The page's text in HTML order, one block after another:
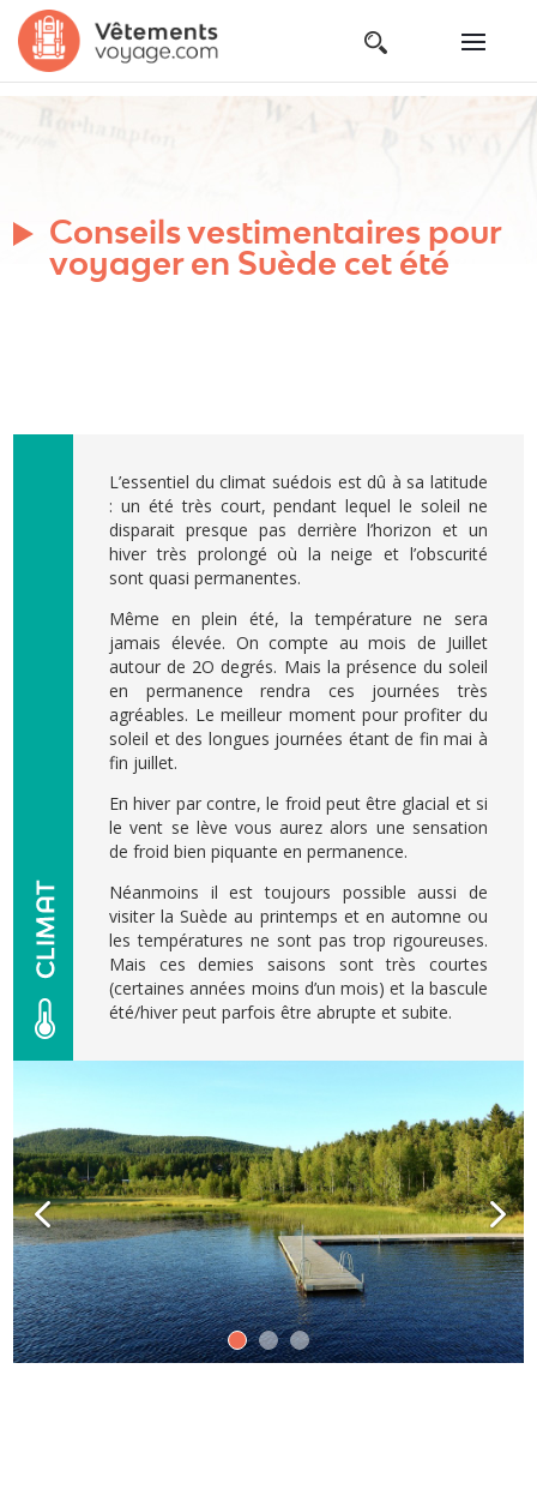
Conseils vestimentaires pour
voyager en Suède cet été
L’essentiel du climat suédois est dû à sa latitude
: un été très court, pendant lequel le soleil ne
disparait presque pas derrière l’horizon et un
hiver très prolongé où la neige et l’obscurité
sont quasi permanentes.
Même en plein été, la température ne sera
jamais élevée. On compte au mois de Juillet
autour de 2O degrés. Mais la présence du soleil
en permanence rendra ces journées très
agréables. Le meilleur moment pour profiter du
soleil et des longues journées étant de fin mai à
fin juillet.
En hiver par contre, le froid peut être glacial et si
le vent se lève vous aurez alors une sensation
de froid bien piquante en permanence.
Néanmoins il est toujours possible aussi de
visiter la Suède au printemps et en automne ou
les températures ne sont pas trop rigoureuses.
Mais ces demies saisons sont très courtes
(certaines années moins d’un mois) et la bascule
été/hiver peut parfois être abrupte et subite.